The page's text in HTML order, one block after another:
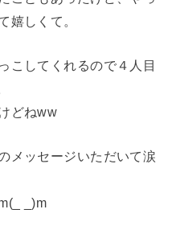
嬉しくて。
こしてくれるので４人目
どねww
メッセージいただいて涙
_)m